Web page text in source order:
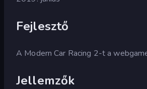
Fejlesztő
A Modern Car Racing 2-t a
Jellemzők